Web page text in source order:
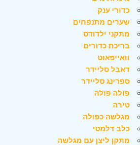
כדורי ענק
שערים מתנפחים
מתקני ילדודס
בריכת כדורים
וואייפאוט
דאבל סליידר
ספרינג סליידר
פולה פולה
טירה
מגלשה כפולה
כלב דלמטי
מתקן ליצן עם מגלשה